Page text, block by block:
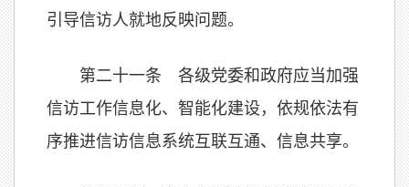
引导信访人就地反映问题。
第二十一条 各级党委和政府应当加强
信访工作信息化、智能化建设，依规依法有
序推进信访信息系统互联互通、信息共享。